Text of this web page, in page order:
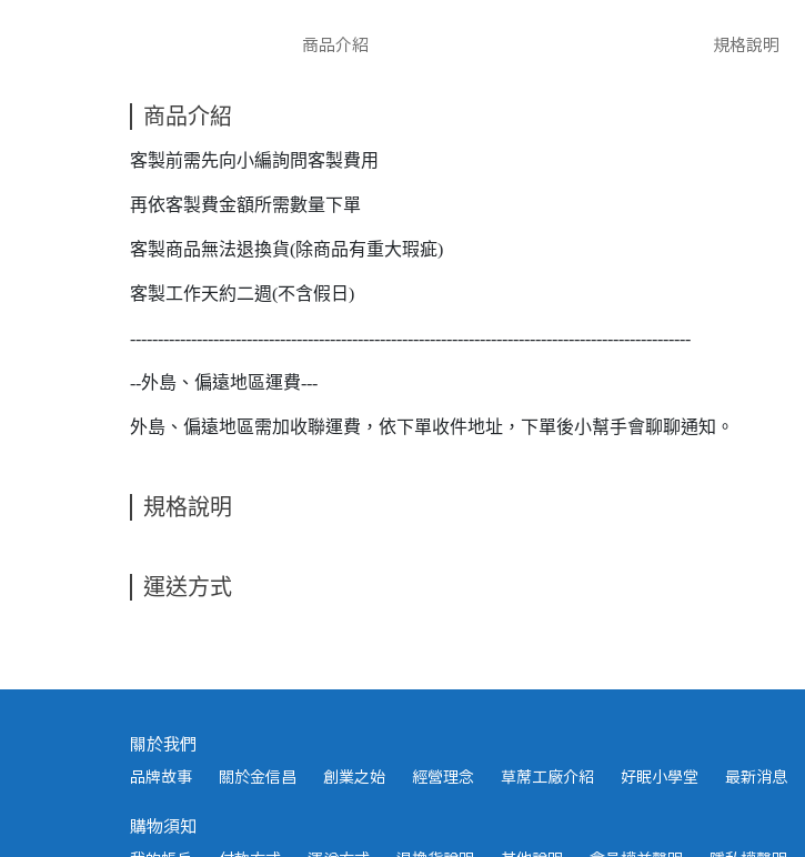
商品介紹 規格說明
商品介紹
客製前需先向小編詢問客製費用
再依客製費金額所需數量下單
客製商品無法退換貨(除商品有重大瑕疵)
客製工作天約二週(不含假日)
-----------------------------------------------------------------------------------------------------
--外島、偏遠地區運費---
外島、偏遠地區需加收聯運費，依下單收件地址，下單後小幫手會聊聊通知。
規格說明
運送方式
關於我們
品牌故事 關於金信昌 創業之始 經營理念 草蓆工廠介紹 好眠小學堂 最新消息
購物須知